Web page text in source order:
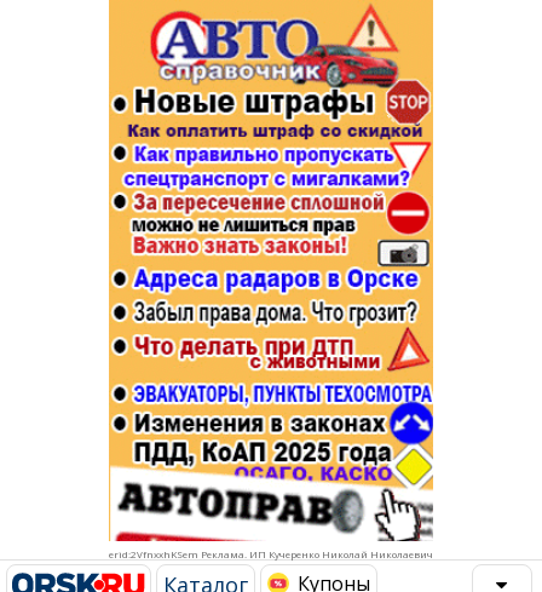
erid:2VfnxxhKSem Реклама. ИП Кучеренко Николай Николаевич
Каталог Купоны
Афиша
Строительство и ремонт
Авто и мото
Рестораны, кафе, бары
Спорт Фитнес
Недвижимость
Красота Косметология
Медицина Здоровье
Телекоммуникации и связь
Торговля
Бизнес и финансы
Юристы, Экспертиза, Страхование
Ремонт
Социальные организации
Это интересно
Администрация
Промышленность
Популярное →
Строительство и ремонт